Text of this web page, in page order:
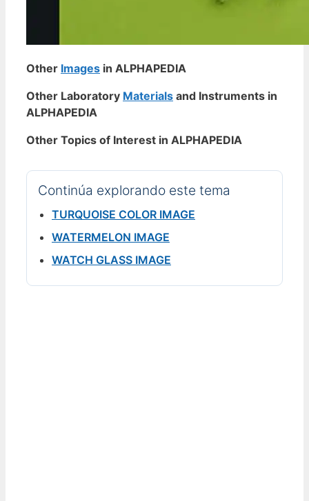
Other Images in ALPHAPEDIA
Other Laboratory Materials and Instruments in
ALPHAPEDIA
Other Topics of Interest in ALPHAPEDIA
Continúa explorando este tema
TURQUOISE COLOR IMAGE
WATERMELON IMAGE
WATCH GLASS IMAGE